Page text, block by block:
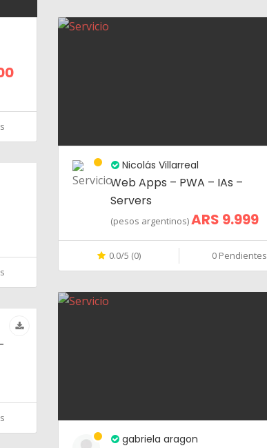
Nicolás Villarreal
Web Apps – PWA – IAs –
Servers
(pesos argentinos)ARS 9.999
0.0/5 (0) 0 Pendientes
gabriela aragon